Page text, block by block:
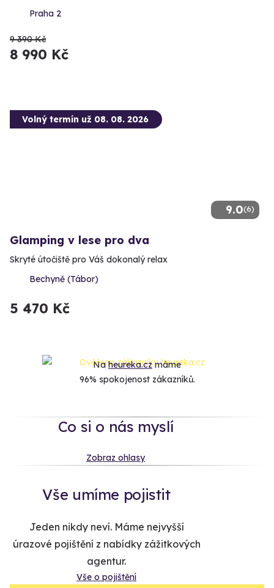
Praha 2
9 390 Kč
8 990 Kč
9.0(6)
Volný termín už 08. 08. 2026
Glamping v lese pro dva
Skryté útočiště pro Váš dokonalý relax
Bechyně (Tábor)
5 470 Kč
Naheureka.czmáme
96% spokojenost zákazníků.
Co si o nás myslí
Zobraz ohlasy
Vše umíme pojistit
Jeden nikdy neví. Máme nejvyšší
úrazové pojištění z nabídky zážitkových
agentur.
Vše o pojištění